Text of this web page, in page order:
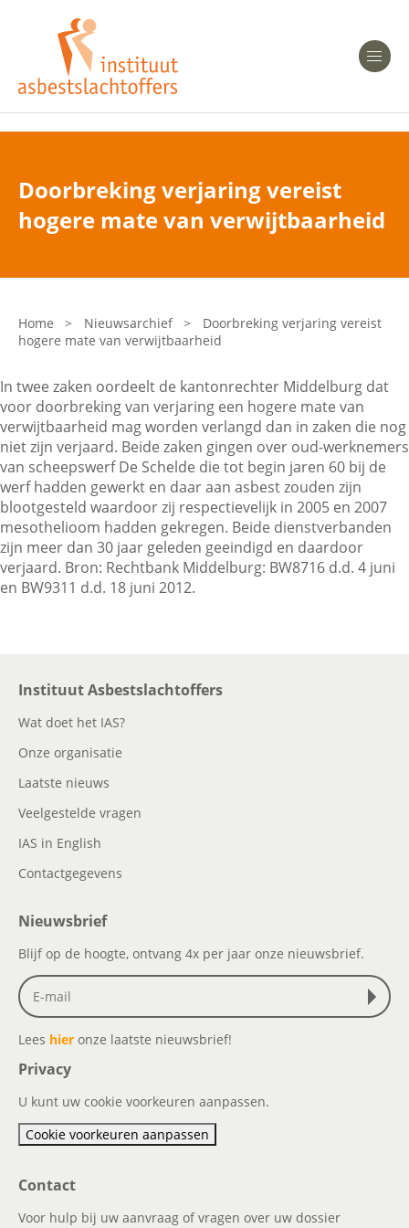
Heeft u Mesothelioom?
Heeft u Asbestose?
Asbest en Gezondheid
Laatste nieuws
Onze organisatie
Veelgestelde vragen
Contactgegevens
Zoeken
Doorbreking verjaring vereist
hogere mate van verwijtbaarheid
Home > Nieuwsarchief >
Doorbreking verjaring vereist
hogere mate van verwijtbaarheid
In twee zaken oordeelt de kantonrechter Middelburg dat
voor doorbreking van verjaring een hogere mate van
verwijtbaarheid mag worden verlangd dan in zaken die nog
niet zijn verjaard. Beide zaken gingen over oud-werknemers
van scheepswerf De Schelde die tot begin jaren 60 bij de
werf hadden gewerkt en daar aan asbest zouden zijn
blootgesteld waardoor zij respectievelijk in 2005 en 2007
mesothelioom hadden gekregen. Beide dienstverbanden
zijn meer dan 30 jaar geleden geeindigd en daardoor
verjaard. Bron: Rechtbank Middelburg: BW8716 d.d. 4 juni
en BW9311 d.d. 18 juni 2012.
Instituut Asbestslachtoffers
Wat doet het IAS?
Onze organisatie
Laatste nieuws
Veelgestelde vragen
IAS in English
Contactgegevens
Nieuwsbrief
Blijf op de hoogte, ontvang 4x per jaar onze nieuwsbrief.
Lees hier onze laatste nieuwsbrief!
Privacy
U kunt uw cookie voorkeuren aanpassen.
Cookie voorkeuren aanpassen
Contact
Voor hulp bij uw aanvraag of vragen over uw dossier